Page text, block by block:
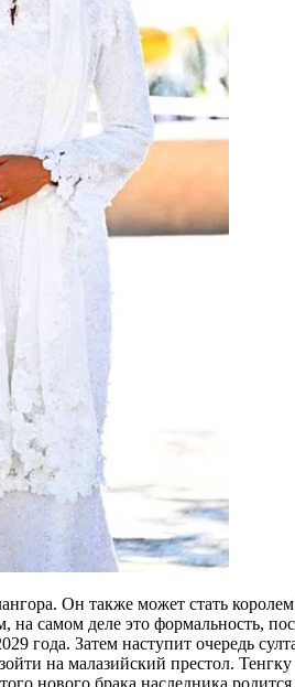
Он также может стать
самом деле это формальность,
года. Затем наступит очередь
на малазийский престол.
нового брака наследника